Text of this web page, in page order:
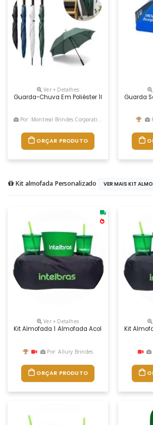
Ver + Detalhes
Guarda-Chuva Em Poliéster 100% Reciclado
Por: Montreal Brindes Corporativos
ORÇAR PRODUTO
Guarda
Kit almofada Personalizado VER MAIS KIT
Ver + Detalhes
Kit Almofada 1 Almofada Acolchoada Para
Por: Allury Brindes
ORÇAR PRODUTO
Kit